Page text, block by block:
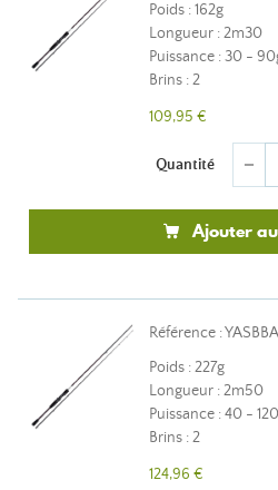
Poids : 162g
Longueur : 2m30
Puissance : 30 -
Brins : 2
109,95 €
Quantité remove
Ajouter
Référence :
Poids : 227g
Longueur : 2m50
Puissance : 40 -
Brins : 2
124,96 €